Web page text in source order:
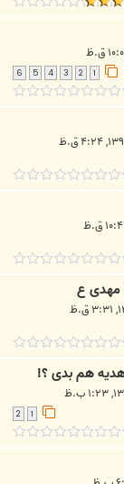
3
4
5
6
هم بدی ؟!